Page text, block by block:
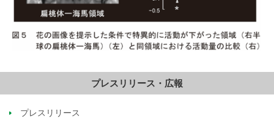
プレスリリース・広報
プレスリリース